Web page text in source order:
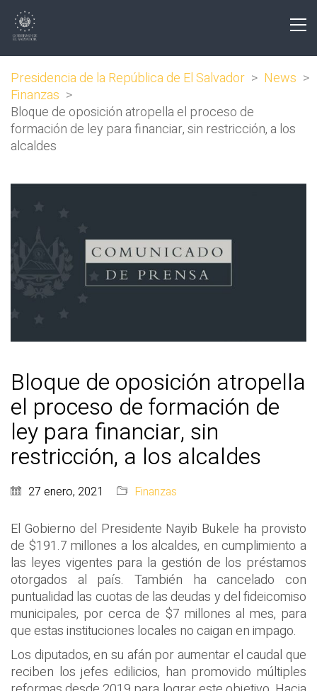
Presidencia de la República de El Salvador > News >
Finanzas >
Bloque de oposición atropella el proceso de
formación de ley para financiar, sin restricción, a los
alcaldes
Bloque de oposición atropella
el proceso de formación de
ley para financiar, sin
restricción, a los alcaldes
27 enero, 2021 Finanzas
El Gobierno del Presidente Nayib Bukele ha provisto
de $191.7 millones a los alcaldes, en cumplimiento a
las leyes vigentes para la gestión de los préstamos
otorgados al país. También ha cancelado con
puntualidad las cuotas de las deudas y del fideicomiso
municipales, por cerca de $7 millones al mes, para
que estas instituciones locales no caigan en impago.
Los diputados, en su afán por aumentar el caudal que
reciben los jefes edilicios, han promovido múltiples